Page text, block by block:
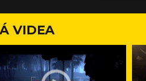
VIDEA